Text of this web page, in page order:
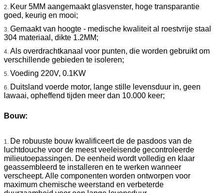
2. Keur 5MM aangemaakt glasvenster, hoge transparantie
goed, keurig en mooi;
3. Gemaakt van hoogte - medische kwaliteit al roestvrije staal
304 materiaal, dikte 1.2MM;
4. Als overdrachtkanaal voor punten, die worden gebruikt om
verschillende gebieden te isoleren;
5. Voeding 220V, 0.1KW
6. Duitsland voerde motor, lange stille levensduur in, geen
lawaai, opheffend tijden meer dan 10.000 keer;
Bouw:
1. De robuuste bouw kwalificeert de de pasdoos van de
luchtdouche voor de meest veeleisende gecontroleerde
milieutoepassingen. De eenheid wordt volledig en klaar
geassembleerd te installeren en te werken wanneer
verscheept. Alle componenten worden ontworpen voor
maximum chemische weerstand en verbeterde